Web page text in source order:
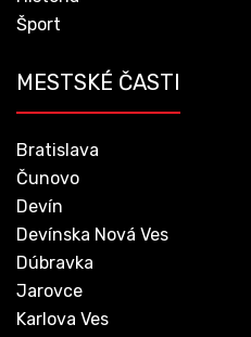
Šport
MESTSKÉ ČASTI
Bratislava
Čunovo
Devín
Devínska Nová Ves
Dúbravka
Jarovce
Karlova Ves